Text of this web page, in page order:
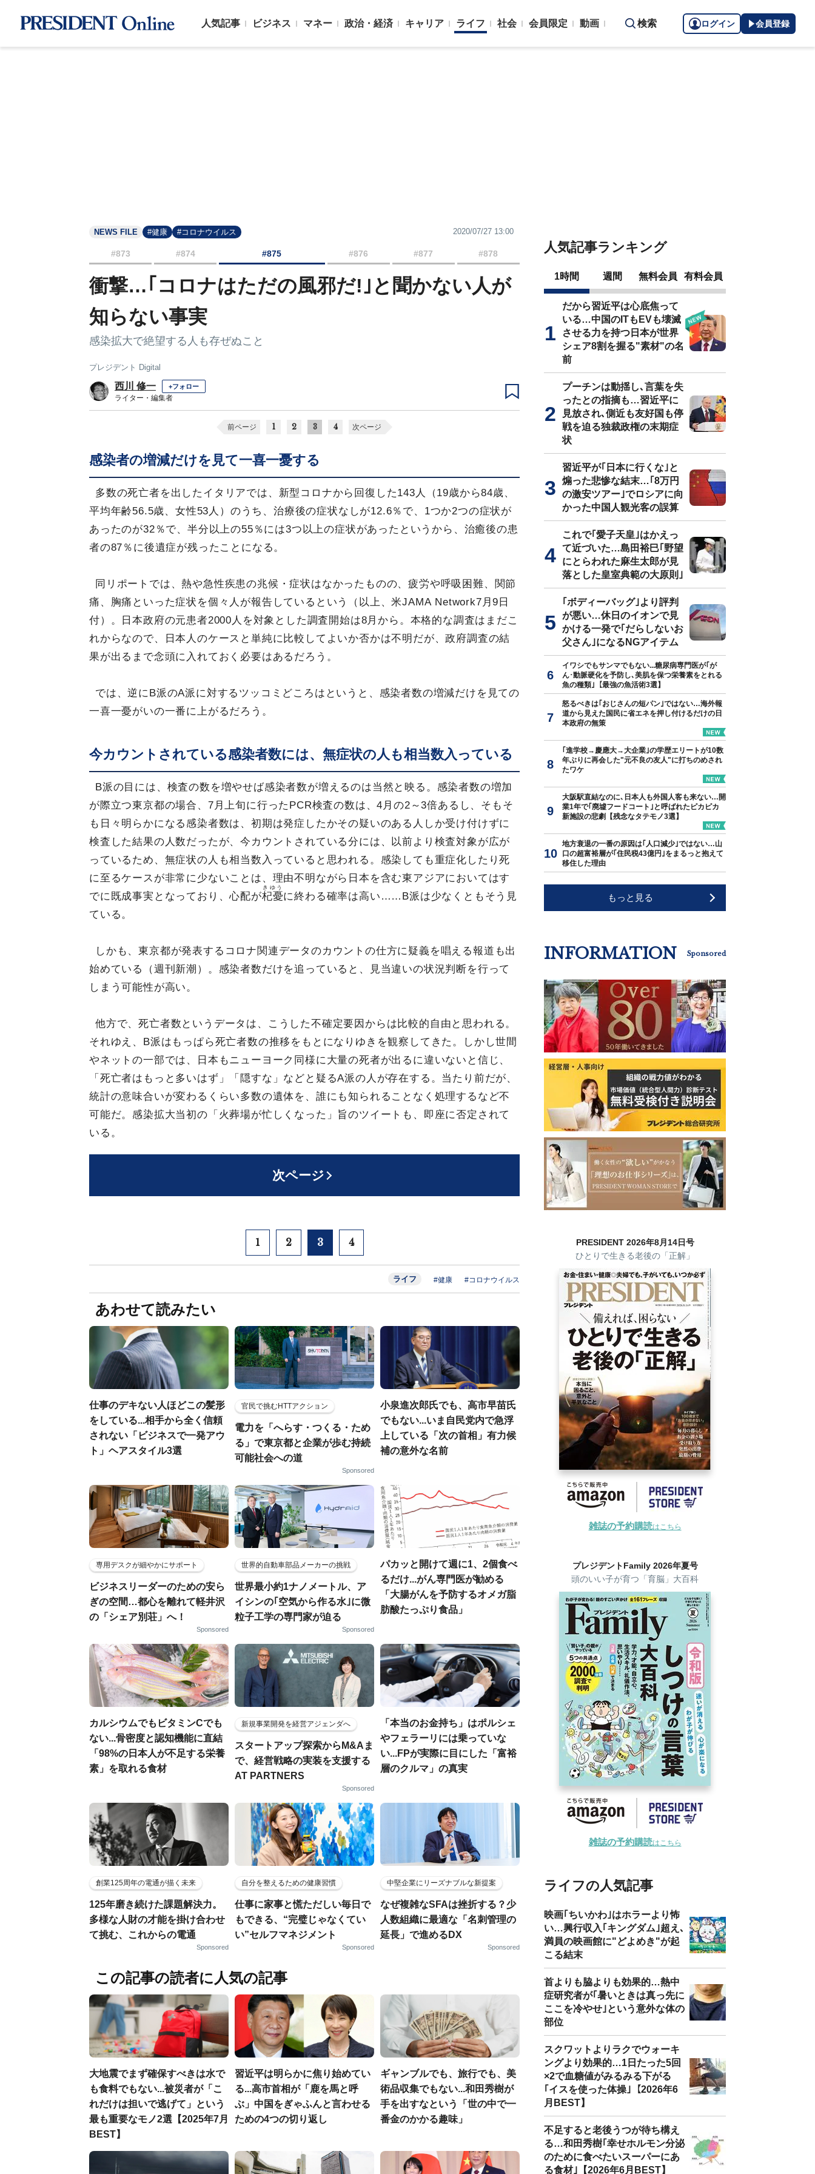
人気記事 ビジネス マネー 政治・経済 キャリア ライフ 社会 会員限定 動画 検索 ログイン 会員登録
NEWS FILE #健康 #コロナウイルス 2020/07/27 13:00
#873 #874 #875 #876 #877 #878
衝撃…｢コロナはただの風邪だ!｣と聞かない人が
知らない事実
感染拡大で絶望する人も存ぜぬこと
プレジデント Digital
西川 修一 +フォロー
ライター・編集者
前ページ 1 2 3 4 次ページ
感染者の増減だけを見て一喜一憂する
多数の死亡者を出したイタリアでは、新型コロナから回復した143人（19歳から84歳、
平均年齢56.5歳、女性53人）のうち、治療後の症状なしが12.6％で、1つか2つの症状が
あったのが32％で、半分以上の55％には3つ以上の症状があったというから、治癒後の患
者の87％に後遺症が残ったことになる。
同リポートでは、熱や急性疾患の兆候・症状はなかったものの、疲労や呼吸困難、関節
痛、胸痛といった症状を個々人が報告しているという（以上、米JAMA Network7月9日
付）。日本政府の元患者2000人を対象とした調査開始は8月から。本格的な調査はまだこ
れからなので、日本人のケースと単純に比較してよいか否かは不明だが、政府調査の結
果が出るまで念頭に入れておく必要はあるだろう。
では、逆にB派のA派に対するツッコミどころはというと、感染者数の増減だけを見ての
一喜一憂がいの一番に上がるだろう。
今カウントされている感染者数には、無症状の人も相当数入っている
B派の目には、検査の数を増やせば感染者数が増えるのは当然と映る。感染者数の増加
が際立つ東京都の場合、7月上旬に行ったPCR検査の数は、4月の2～3倍あるし、そもそ
も日々明らかになる感染者数は、初期は発症したかその疑いのある人しか受け付けずに
検査した結果の人数だったが、今カウントされている分には、以前より検査対象が広が
っているため、無症状の人も相当数入っていると思われる。感染しても重症化したり死
に至るケースが非常に少ないことは、理由不明ながら日本を含む東アジアにおいてはす
でに既成事実となっており、心配が杞憂
きゆう
に終わる確率は高い……B派は少なくともそう見
ている。
しかも、東京都が発表するコロナ関連データのカウントの仕方に疑義を唱える報道も出
始めている（週刊新潮）。感染者数だけを追っていると、見当違いの状況判断を行って
しまう可能性が高い。
他方で、死亡者数というデータは、こうした不確定要因からは比較的自由と思われる。
それゆえ、B派はもっぱら死亡者数の推移をもとになりゆきを観察してきた。しかし世間
やネットの一部では、日本もニューヨーク同様に大量の死者が出るに違いないと信じ、
「死亡者はもっと多いはず」「隠すな」などと疑るA派の人が存在する。当たり前だが、
統計の意味合いが変わるくらい多数の遺体を、誰にも知られることなく処理するなど不
可能だ。感染拡大当初の「火葬場が忙しくなった」旨のツイートも、即座に否定されて
いる。
次ページ
1 2 3 4
ライフ #健康 #コロナウイルス
あわせて読みたい
仕事のデキない人ほどこの髪形
をしている...相手から全く信頼
されない「ビジネスで一発アウ
ト」ヘアスタイル3選
官民で挑むHTTアクション
電力を「へらす・つくる・ため
る」で東京都と企業が歩む持続
可能社会への道
Sponsored
小泉進次郎氏でも、高市早苗氏
でもない...いま自民党内で急浮
上している「次の首相」有力候
補の意外な名前
専用デスクが細やかにサポート
ビジネスリーダーのための安ら
ぎの空間…都心を離れて軽井沢
の「シェア別荘」へ！
Sponsored
世界的自動車部品メーカーの挑戦
世界最小約1ナノメートル、ア
イシンの｢空気から作る水｣に微
粒子工学の専門家が迫る
Sponsored
パカッと開けて週に1、2個食べ
るだけ...がん専門医が勧める
「大腸がんを予防するオメガ脂
肪酸たっぷり食品」
カルシウムでもビタミンCでも
ない...骨密度と認知機能に直結
「98%の日本人が不足する栄養
素」を取れる食材
新規事業開発を経営アジェンダへ
スタートアップ探索からM&Aま
で、経営戦略の実装を支援する
AT PARTNERS
Sponsored
「本当のお金持ち」はポルシェ
やフェラーリには乗っていな
い...FPが実際に目にした「富裕
層のクルマ」の真実
創業125周年の電通が描く未来
125年磨き続けた課題解決力。
多様な人財の才能を掛け合わせ
て挑む、これからの電通
Sponsored
自分を整えるための健康習慣
仕事に家事と慌ただしい毎日で
もできる、“完璧じゃなくてい
い”セルフマネジメント
Sponsored
中堅企業にリーズナブルな新提案
なぜ複雑なSFAは挫折する？少
人数組織に最適な「名刺管理の
延長」で進めるDX
Sponsored
この記事の読者に人気の記事
大地震でまず確保すべきは水で
も食料でもない...被災者が「こ
れだけは担いで逃げて」という
最も重要なモノ2選【2025年7月
BEST】
習近平は明らかに焦り始めてい
る...高市首相が「鹿を馬と呼
ぶ」中国をぎゃふんと言わせる
ための4つの切り返し
ギャンブルでも、旅行でも、美
術品収集でもない...和田秀樹が
手を出すなという「世の中で一
番金のかかる趣味」
人気記事ランキング
1時間 週間 無料会員 有料会員
だから習近平は心底焦って
いる…中国のITもEVも壊滅
させる力を持つ日本が世界
シェア8割を握る"素材"の名
前
プーチンは動揺し､言葉を失
ったとの指摘も…習近平に
見放され､側近も友好国も停
戦を迫る独裁政権の末期症
状
習近平が｢日本に行くな｣と
煽った悲惨な結末…｢8万円
の激安ツアー｣でロシアに向
かった中国人観光客の誤算
これで｢愛子天皇｣はかえっ
て近づいた…島田裕巳｢野望
にとらわれた麻生太郎が見
落とした皇室典範の大原則｣
｢ボディーバッグ｣より評判
が悪い…休日のイオンで見
かける一発で｢だらしないお
父さん｣になるNGアイテム
イワシでもサンマでもない...糖尿病専門医が｢が
ん･動脈硬化を予防し､美肌を保つ栄養素をとれる
魚の種類｣【最強の魚活術3選】
怒るべきは｢おじさんの短パン｣ではない…海外報
道から見えた国民に省エネを押し付けるだけの日
本政府の無策
｢進学校→慶應大→大企業｣の学歴エリートが10数
年ぶりに再会した"元不良の友人"に打ちのめされ
たワケ
大阪駅直結なのに､日本人も外国人客も来ない…開
業1年で｢廃墟フードコート｣と呼ばれたピカピカ
新施設の悲劇【残念なタテモノ3選】
地方衰退の一番の原因は｢人口減少｣ではない…山
口の超富裕層が｢住民税43億円｣をまるっと抱えて
移住した理由
もっと見る
INFORMATION Sponsored
PRESIDENT 2026年8月14日号
ひとりで生きる老後の「正解」
雑誌の予約購読はこちら
プレジデントFamily 2026年夏号
頭のいい子が育つ「育脳」大百科
雑誌の予約購読はこちら
ライフの人気記事
映画｢ちいかわ｣はホラーより怖
い…興行収入｢キングダム｣超え､
満員の映画館に"どよめき"が起
こる結末
首よりも脇よりも効果的…熱中
症研究者が｢暑いときは真っ先に
ここを冷やせ｣という意外な体の
部位
スクワットよりラクでウォーキ
ングより効果的…1日たった5回
×2で血糖値がみるみる下がる
｢イスを使った体操｣【2026年6
月BEST】
不足すると老後うつが待ち構え
る…和田秀樹｢幸せホルモン分泌
のために食べたいスーパーにあ
る食材｣【2026年6月BEST】